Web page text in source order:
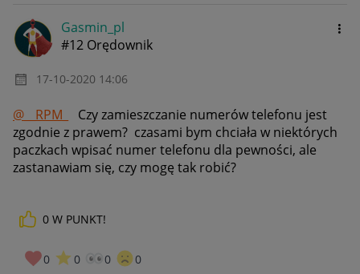
Gasmin_pl
#12 Orędownik
‎17-10-2020 14:06
@__RPM_
Czy zamieszczanie numerów telefonu jest
zgodnie z prawem? czasami bym chciała w niektórych
paczkach wpisać numer telefonu dla pewności, ale
zastanawiam się, czy mogę tak robić?
0 W PUNKT!
0 0 0 0